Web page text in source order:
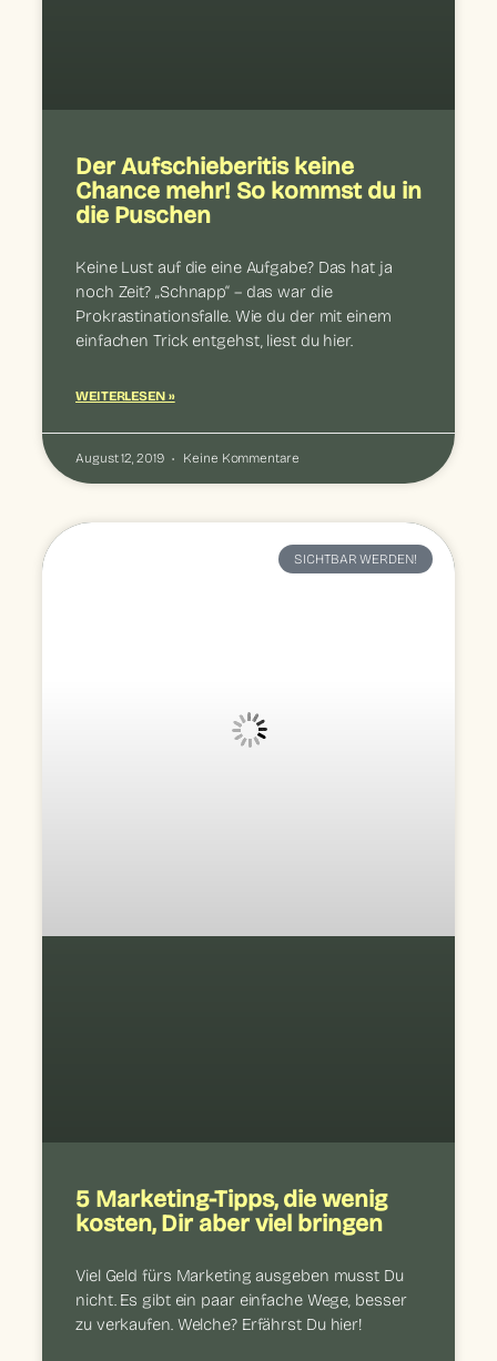
Der Aufschieberitis keine
Chance mehr! So kommst du in
die Puschen
Keine Lust auf die eine Aufgabe? Das hat ja
noch Zeit? „Schnapp“ – das war die
Prokrastinationsfalle. Wie du der mit einem
einfachen Trick entgehst, liest du hier.
WEITERLESEN »
August 12, 2019 Keine Kommentare
SICHTBAR WERDEN!
5 Marketing-Tipps, die wenig
kosten, Dir aber viel bringen
Viel Geld fürs Marketing ausgeben musst Du
nicht. Es gibt ein paar einfache Wege, besser
zu verkaufen. Welche? Erfährst Du hier!